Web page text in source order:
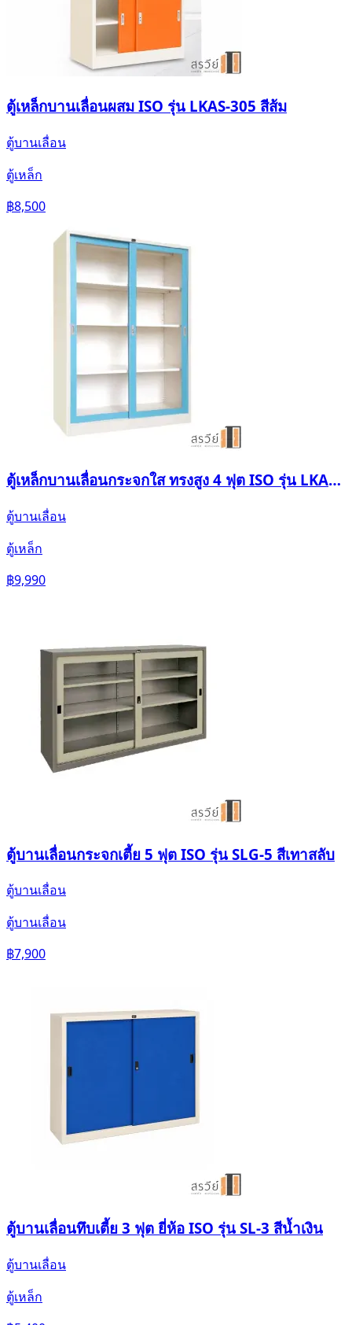
ตู้เหล็กบานเลื่อนผสม ISO รุ่น LKAS-305 สีส้ม
ตู้บานเลื่อน
ตู้เหล็ก
฿8,500
ตู้เหล็กบานเลื่อนกระจกใส ทรงสูง 4 ฟุต ISO รุ่น LKAS-
403 สีฟ้า
ตู้บานเลื่อน
ตู้เหล็ก
฿9,990
ตู้บานเลื่อนกระจกเตี้ย 5 ฟุต ISO รุ่น SLG-5 สีเทาสลับ
ตู้บานเลื่อน
ตู้บานเลื่อน
฿7,900
ตู้บานเลื่อนทึบเตี้ย 3 ฟุต ยี่ห้อ ISO รุ่น SL-3 สีน้ำเงิน
ตู้บานเลื่อน
ตู้เหล็ก